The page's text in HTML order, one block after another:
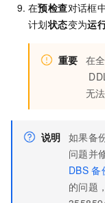
在预检查对话框
计划状态变为运
重要 在
无
说明 如果备
问题并
DBS 备
的问题